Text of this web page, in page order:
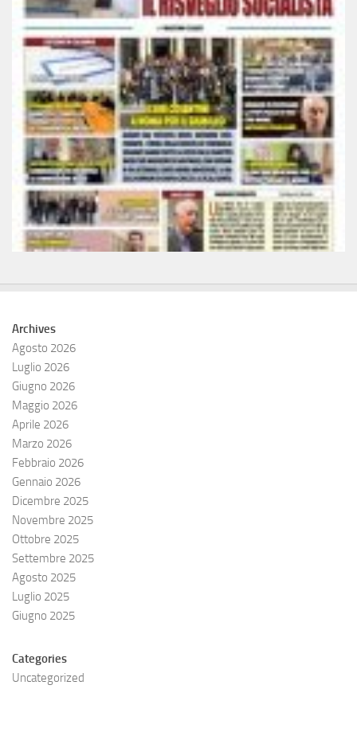
Archives
Agosto 2026
Luglio 2026
Giugno 2026
Maggio 2026
Aprile 2026
Marzo 2026
Febbraio 2026
Gennaio 2026
Dicembre 2025
Novembre 2025
Ottobre 2025
Settembre 2025
Agosto 2025
Luglio 2025
Giugno 2025
Categories
Uncategorized